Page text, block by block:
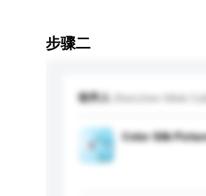
步骤二
收件人 Shenzhen Meki
Color Silk